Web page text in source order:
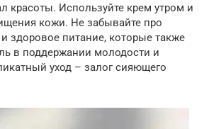
красоты. Используйте крем утром и
кожи. Не забывайте про
здоровое питание, которые также
в поддержании молодости и
уход – залог сияющего